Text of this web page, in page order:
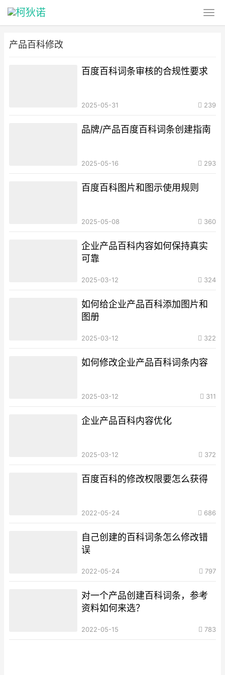
产品百科修改
百度百科词条审核的合规性要求
2025-05-31 239
品牌/产品百度百科词条创建指南
2025-05-16 293
百度百科图片和图示使用规则
2025-05-08 360
企业产品百科内容如何保持真实
可靠
2025-03-12 324
如何给企业产品百科添加图片和
图册
2025-03-12 322
如何修改企业产品百科词条内容
2025-03-12 311
企业产品百科内容优化
2025-03-12 372
百度百科的修改权限要怎么获得
2022-05-24 686
自己创建的百科词条怎么修改错
误
2022-05-24 797
对一个产品创建百科词条，参考
资料如何来选？
2022-05-15 783